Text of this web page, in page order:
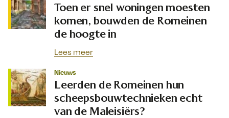
Toen er snel woningen moesten
komen, bouwden de Romeinen
de hoogte in
Lees meer
Nieuws
Leerden de Romeinen hun
scheepsbouwtechnieken echt
van de Maleisiërs?